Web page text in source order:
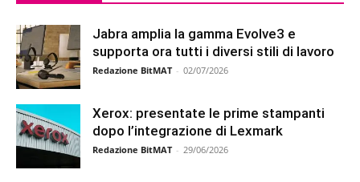
Jabra amplia la gamma Evolve3 e
supporta ora tutti i diversi stili di lavoro
Redazione BitMAT - 02/07/2026
Xerox: presentate le prime stampanti
dopo l’integrazione di Lexmark
Redazione BitMAT - 29/06/2026